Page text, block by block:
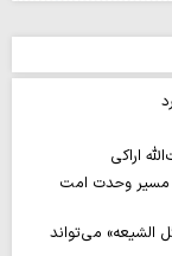
اراکی
مسیر وحدت امت
الشیعه» می‌تواند